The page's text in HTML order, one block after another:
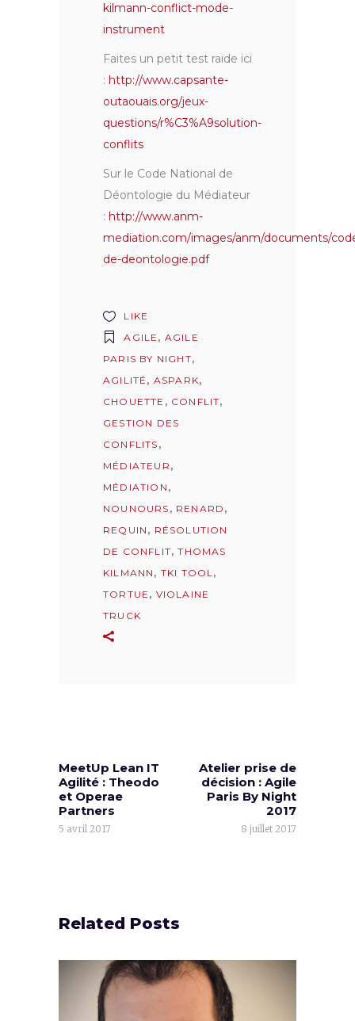
kilmann-conflict-mode-
instrument
Faites un petit test raide ici
: http://www.capsante-
outaouais.org/jeux-
questions/r%C3%A9solution-
conflits
Sur le Code National de
Déontologie du Médiateur
: http://www.anm-
mediation.com/images/anm/documents/
de-deontologie.pdf
LIKE
AGILE , AGILE
PARIS BY NIGHT,
AGILITÉ , ASPARK,
CHOUETTE , CONFLIT,
GESTION DES
CONFLITS ,
MÉDIATEUR ,
MÉDIATION ,
NOUNOURS , RENARD ,
REQUIN , RÉSOLUTION
DE CONFLIT,THOMAS
KILMANN , TKI TOOL ,
TORTUE , VIOLAINE
TRUCK
MeetUp Lean IT
Agilité : Theodo
et Operae
Partners
5 avril 2017
Atelier prise de
décision : Agile
Paris By Night
2017
8 juillet 2017
Related Posts